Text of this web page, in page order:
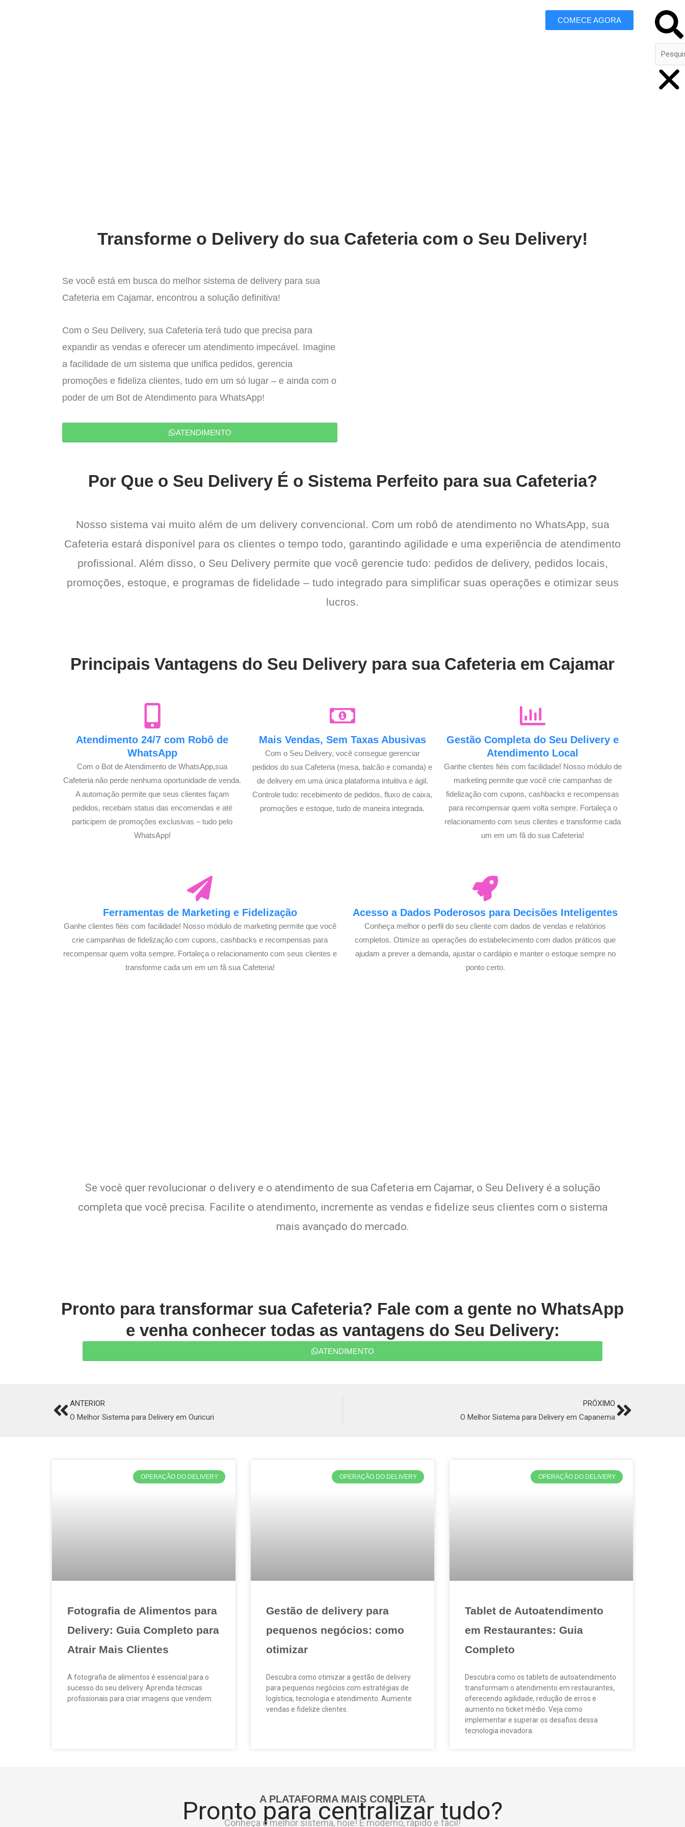
COMECE AGORA Search
Transforme o Delivery do sua Cafeteria com o Seu Delivery!
Se você está em busca do melhor sistema de delivery para sua
Cafeteria em Cajamar, encontrou a solução definitiva!
Com o Seu Delivery, sua Cafeteria terá tudo que precisa para
expandir as vendas e oferecer um atendimento impecável. Imagine
a facilidade de um sistema que unifica pedidos, gerencia
promoções e fideliza clientes, tudo em um só lugar – e ainda com o
poder de um Bot de Atendimento para WhatsApp!
ATENDIMENTO
Por Que o Seu Delivery É o Sistema Perfeito para sua Cafeteria?
Nosso sistema vai muito além de um delivery convencional. Com um robô de atendimento no WhatsApp, sua
Cafeteria estará disponível para os clientes o tempo todo, garantindo agilidade e uma experiência de atendimento
profissional. Além disso, o Seu Delivery permite que você gerencie tudo: pedidos de delivery, pedidos locais,
promoções, estoque, e programas de fidelidade – tudo integrado para simplificar suas operações e otimizar seus
lucros.
Principais Vantagens do Seu Delivery para sua Cafeteria em Cajamar
Atendimento 24/7 com Robô de
WhatsApp
Com o Bot de Atendimento de WhatsApp,sua
Cafeteria não perde nenhuma oportunidade de venda.
A automação permite que seus clientes façam
pedidos, recebam status das encomendas e até
participem de promoções exclusivas – tudo pelo
WhatsApp!
Mais Vendas, Sem Taxas Abusivas
Com o Seu Delivery, você consegue gerenciar
pedidos do sua Cafeteria (mesa, balcão e comanda) e
de delivery em uma única plataforma intuitiva e ágil.
Controle tudo: recebimento de pedidos, fluxo de caixa,
promoções e estoque, tudo de maneira integrada.
Gestão Completa do Seu Delivery e
Atendimento Local
Ganhe clientes fiéis com facilidade! Nosso módulo de
marketing permite que você crie campanhas de
fidelização com cupons, cashbacks e recompensas
para recompensar quem volta sempre. Fortaleça o
relacionamento com seus clientes e transforme cada
um em um fã do sua Cafeteria!
Ferramentas de Marketing e Fidelização
Ganhe clientes fiéis com facilidade! Nosso módulo de marketing permite que você
crie campanhas de fidelização com cupons, cashbacks e recompensas para
recompensar quem volta sempre. Fortaleça o relacionamento com seus clientes e
transforme cada um em um fã sua Cafeteria!
Acesso a Dados Poderosos para Decisões Inteligentes
Conheça melhor o perfil do seu cliente com dados de vendas e relatórios
completos. Otimize as operações do estabelecimento com dados práticos que
ajudam a prever a demanda, ajustar o cardápio e manter o estoque sempre no
ponto certo.
Se você quer revolucionar o delivery e o atendimento de sua Cafeteria em Cajamar, o Seu Delivery é a solução
completa que você precisa. Facilite o atendimento, incremente as vendas e fidelize seus clientes com o sistema
mais avançado do mercado.
Pronto para transformar sua Cafeteria? Fale com a gente no WhatsApp
e venha conhecer todas as vantagens do Seu Delivery:
ATENDIMENTO
PrevANTERIOR
O Melhor Sistema para Delivery em Ouricuri
PRÓXIMO
O Melhor Sistema para Delivery em Capanema Next
OPERAÇÃO DO DELIVERY
Fotografia de Alimentos para
Delivery: Guia Completo para
Atrair Mais Clientes
A fotografia de alimentos é essencial para o
sucesso do seu delivery. Aprenda técnicas
profissionais para criar imagens que vendem.
OPERAÇÃO DO DELIVERY
Gestão de delivery para
pequenos negócios: como
otimizar
Descubra como otimizar a gestão de delivery
para pequenos negócios com estratégias de
logística, tecnologia e atendimento. Aumente
vendas e fidelize clientes.
OPERAÇÃO DO DELIVERY
Tablet de Autoatendimento
em Restaurantes: Guia
Completo
Descubra como os tablets de autoatendimento
transformam o atendimento em restaurantes,
oferecendo agilidade, redução de erros e
aumento no ticket médio. Veja como
implementar e superar os desafios dessa
tecnologia inovadora.
A PLATAFORMA MAIS COMPLETA
Pronto para centralizar tudo?
Conheça o melhor sistema, hoje! É moderno, rápido e fácil!